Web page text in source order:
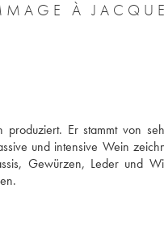
À
Er stammt von
und intensive Wein
Gewürzen, Leder und